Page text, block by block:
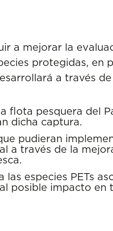
a mejorar la
protegidas, en
a través
flota pesquera del
dicha captura.
pudieran
a través de la
especies PETs
posible impacto en